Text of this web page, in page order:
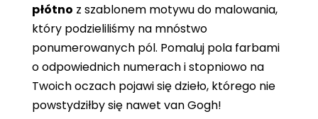
płótno z szablonem motywu do malowania,
który podzieliliśmy na mnóstwo
ponumerowanych pól. Pomaluj pola farbami
o odpowiednich numerach i stopniowo na
Twoich oczach pojawi się dzieło, którego nie
powstydziłby się nawet van Gogh!